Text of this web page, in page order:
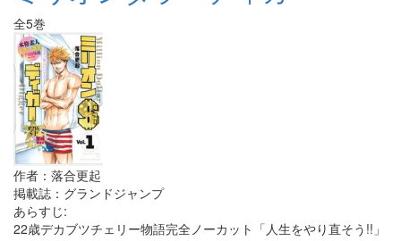
全5巻
作者：落合更起
掲載誌：グランドジャンプ
あらすじ:
22歳デカブツチェリー物語完全ノーカット「人生をやり直そう!!」